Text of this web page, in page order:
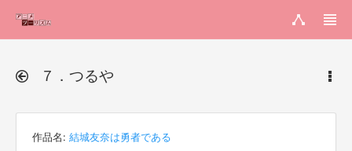
７．つるや
作品名: 結城友奈は勇者である